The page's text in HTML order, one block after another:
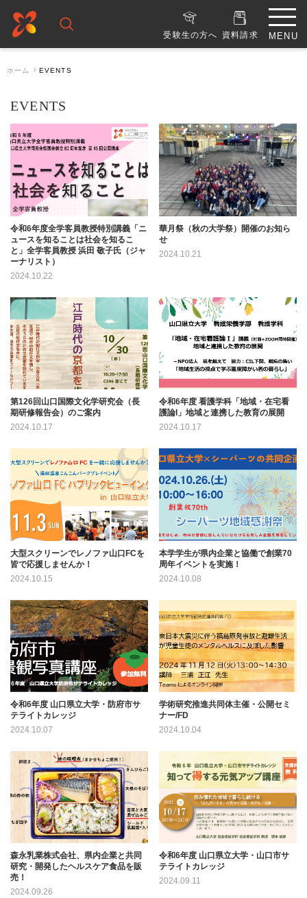
受験生の方へ 資料請求
ホーム EVENTS
EVENTS
令和6年度全学客員教授特別講義「ニ
ュースを知ることは社会を知るこ
と」全学客員教授 浜田 敬子氏（ジャ
ーナリスト）
2024.10.22
華月祭（秋の大学祭）開催のお知ら
せ
2024.10.21
第126回山口国際文化学研究会（長
期研修報告会）のご案内
2024.10.17
令和6年度 看護学科「地域・在宅看
護論I」地域と連携した教育の展開
2024.10.17
大型スクリーンでレノファ山口FCを
皆で応援しませんか！
2024.10.15
本学学生が県内企業と協働で創業70
周年イベントを実施！
2024.10.08
令和6年度 山口県立大学・防府市サ
テライトカレッジ
2024.10.07
学術研究推進共同体主催・公開セミ
ナー/FD
2024.10.04
森永乳業株式会社、県内企業と共同
研究・開発したヘルスケア食品を販
売！
2024.09.26
令和6年度 山口県立大学・山口市サ
テライトカレッジ
2024.09.11